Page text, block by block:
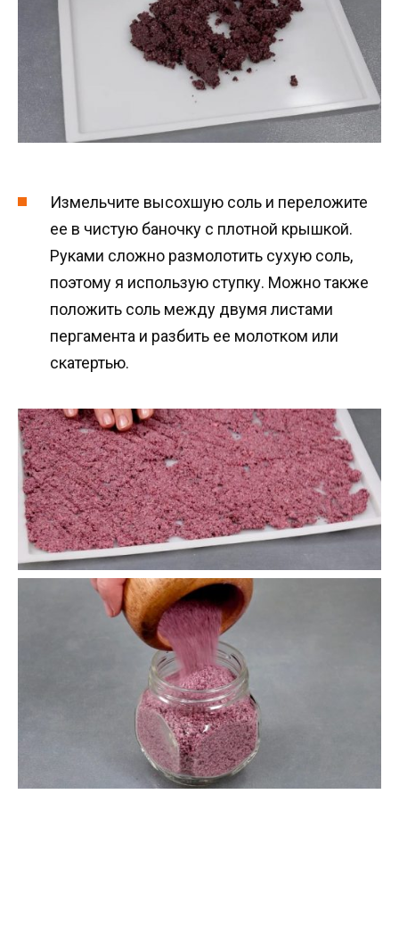
Измельчите высохшую соль и переложите
ее в чистую баночку с плотной крышкой.
Руками сложно размолотить сухую соль,
поэтому я использую ступку. Можно также
положить соль между двумя листами
пергамента и разбить ее молотком или
скатертью.